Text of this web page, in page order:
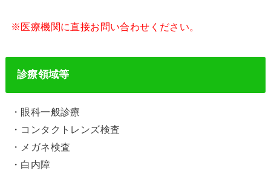
※医療機関に直接お問い合わせください。
診療領域等
・眼科一般診療
・コンタクトレンズ検査
・メガネ検査
・白内障